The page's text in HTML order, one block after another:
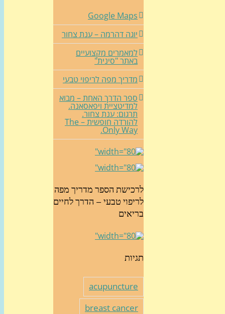
Google Maps
יוגה דהרמה – ענת צחור
למאמרים מקצועיים
באתר "סינית"
מדריך מפה לריפוי טבעי
ספר הדרך האחת – מבוא
למדיטציית ויפאסאנה.
תרגום: ענת צחור.
להורדה חופשית – The
Only Way.
לרכישת הספר מדריך מפה
לריפוי טבעי – הדרך לחיים
בריאים
תגיות
acupuncture
breast cancer